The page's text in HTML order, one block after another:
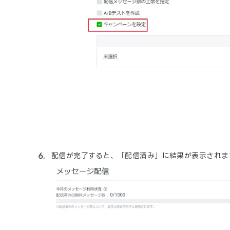
配信が完了すると、「配信済み」に結果が表示されま